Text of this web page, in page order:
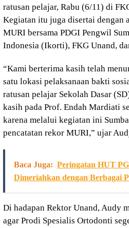
ratusan pelajar, Rabu (6/11) di
Kegiatan itu juga disertai dengan
MURI bersama PDGI Pengwil
Indonesia (Ikorti), FKG Unand,
“Kami berterima kasih telah
satu lokasi pelaksanaan bakti
ratusan pelajar Sekolah Dasar
kasih pada Prof. Endah Mardiati
karena melalui kegiatan ini
pencatatan rekor MURI,” ujar
Baca Juga: Peringatan HUT
Dimeriahkan dengan Berbagai
Di hadapan Rektor Unand, Audy
agar Prodi Spesialis Ortodonti